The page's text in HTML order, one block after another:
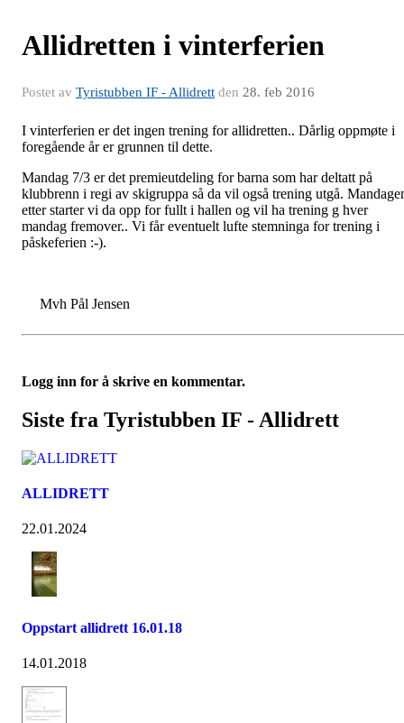
Allidretten i vinterferien
Postet av Tyristubben IF - Allidrett den 28. feb 2016
I vinterferien er det ingen trening for allidretten.. Dårlig oppmøte i
foregående år er grunnen til dette.
Mandag 7/3 er det premieutdeling for barna som har deltatt på
klubbrenn i regi av skigruppa så da vil også trening utgå.
etter starter vi da opp for fullt i hallen og vil ha trening g hver
mandag fremover.. Vi får eventuelt lufte stemninga for trening i
påskeferien :-).
Mvh Pål Jensen
Logg inn for å skrive en kommentar.
Siste fra Tyristubben IF - Allidrett
ALLIDRETT
22.01.2024
Oppstart allidrett 16.01.18
14.01.2018